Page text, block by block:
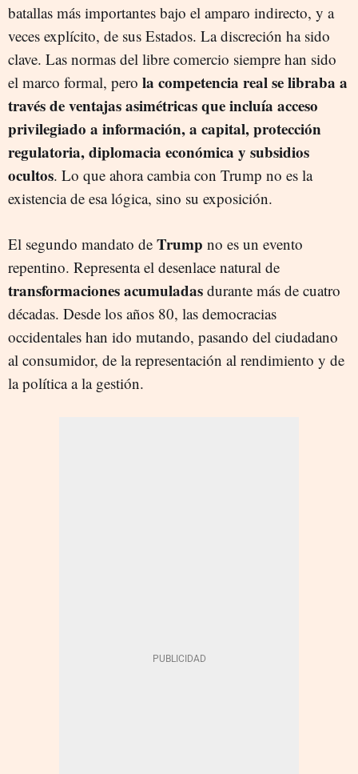
batallas más importantes bajo el amparo indirecto, y a
veces explícito, de sus Estados. La discreción ha sido
clave. Las normas del libre comercio siempre han sido
el marco formal, pero la competencia real se libraba a
través de ventajas asimétricas que incluía acceso
privilegiado a información, a capital, protección
regulatoria, diplomacia económica y subsidios
ocultos. Lo que ahora cambia con Trump no es la
existencia de esa lógica, sino su exposición.
El segundo mandato de Trump no es un evento
repentino. Representa el desenlace natural de
transformaciones acumuladas durante más de cuatro
décadas. Desde los años 80, las democracias
occidentales han ido mutando, pasando del ciudadano
al consumidor, de la representación al rendimiento y de
la política a la gestión.